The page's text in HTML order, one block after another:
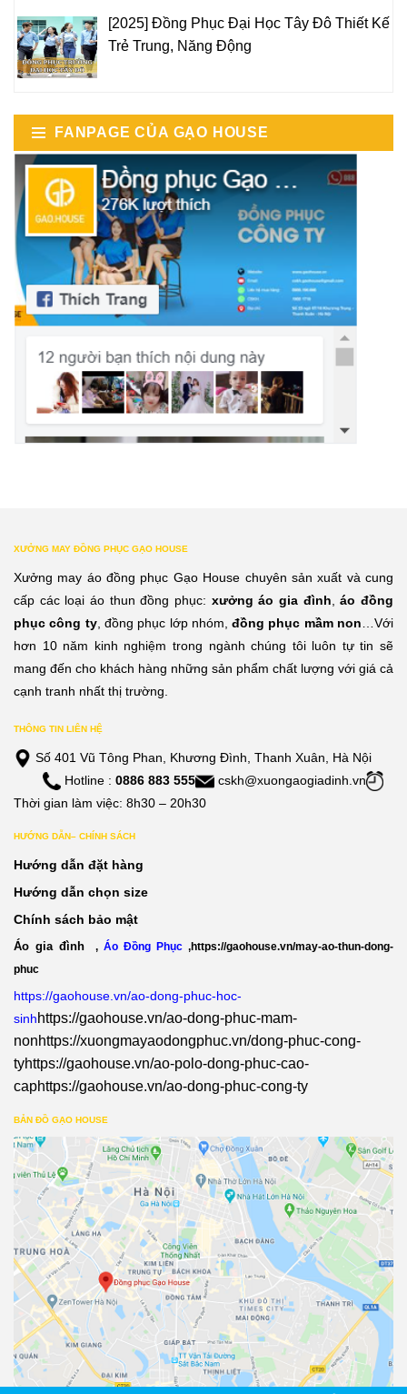
[2025] Đồng Phục Đại Học Tây Đô Thiết Kế
Trẻ Trung, Năng Động
FANPAGE CỦA GẠO HOUSE
XƯỞNG MAY ĐỒNG PHỤC GẠO HOUSE
Xưởng may áo đồng phục Gạo House chuyên sản xuất và cung
cấp các loại áo thun đồng phục: xưởng áo gia đình ,áo đồng
phục công ty, đồng phục lớp nhóm,đồng phục mầm non …Với
hơn 10 năm kinh nghiệm trong ngành chúng tôi luôn tự tin sẽ
mang đến cho khách hàng những sản phẩm chất lượng với giá cả
cạnh tranh nhất thị trường.
THÔNG TIN LIÊN HỆ
Số 401 Vũ Tông Phan, Khương Đình, Thanh Xuân, Hà Nội
Hotline : 0886 883 555
cskh@xuongaogiadinh.vn
Thời gian làm việc: 8h30 – 20h30
HƯỚNG DẪN– CHÍNH SÁCH
Hướng dẫn đặt hàng
Hướng dẫn chọn size
Chính sách bảo mật
Áo gia đình , Áo Đồng Phục ,https://gaohouse.vn/may-ao-thun-dong-
phuc
https://gaohouse.vn/ao-dong-phuc-hoc-
sinhhttps://gaohouse.vn/ao-dong-phuc-mam-
nonhttps://xuongmayaodongphuc.vn/dong-phuc-cong-
tyhttps://gaohouse.vn/ao-polo-dong-phuc-cao-
caphttps://gaohouse.vn/ao-dong-phuc-cong-ty
BẢN ĐỒ GẠO HOUSE